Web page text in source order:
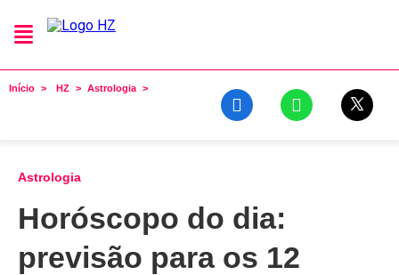
Início HZ Astrologia
Astrologia
Horóscopo do dia:
previsão para os 12